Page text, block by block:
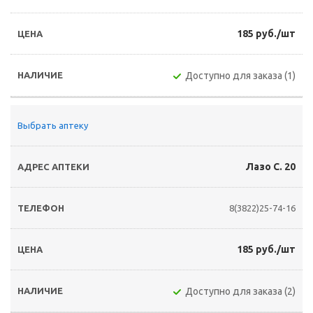
185 руб./шт
Доступно для заказа (1)
Выбрать аптеку
Лазо С. 20
8(3822)25-74-16
185 руб./шт
Доступно для заказа (2)